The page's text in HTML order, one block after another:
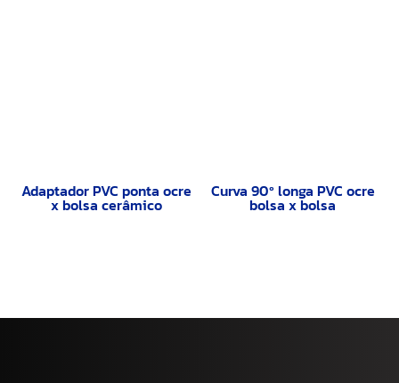
Adaptador PVC ponta ocre
x bolsa cerâmico
Curva 90º longa PVC ocre
bolsa x bolsa